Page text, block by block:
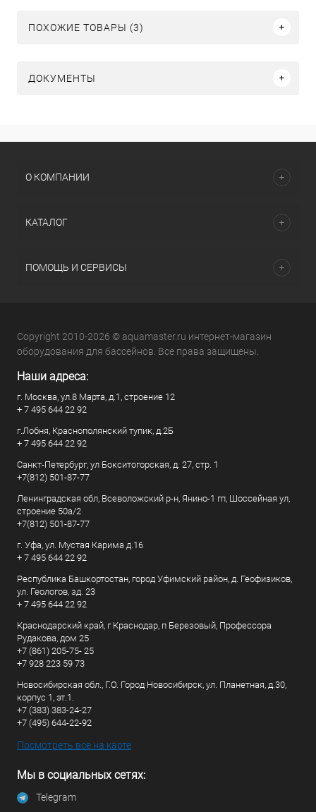
ПОХОЖИЕ ТОВАРЫ (3)
ДОКУМЕНТЫ
О КОМПАНИИ
КАТАЛОГ
ПОМОЩЬ И СЕРВИСЫ
Copyright 2010-2026 © aquamaster.ru интернет-магазин
оборудования для бассейнов. Все права защищены.
Наши адреса:
г. Москва, ул.8 Марта, д.1, строение 12
+ 7 495 644 22 92
г.Лобня, Краснополянский тупик, д.2Б
+ 7 495 644 22 92
Санкт-Петербург, ул Бокситогорская, д. 27, стр. 1
+7(812) 501-87-77
Ленинградская обл, Всеволожский р-н, Янино-1 гп, Шоссейная ул,
строение 50а/2
+7(812) 501-87-77
г. Уфа, ул. Мустая Карима д.16
+ 7 495 644 22 92
Республика Башкортостан, город Уфимский район, д. Геофизиков,
ул. Геологов, зд. 23
+ 7 495 644 22 92
Краснодарский край, г Краснодар, п Березовый, Профессора
Рудакова, дом 25
+7 (861) 205-75- 25
+7 928 223 59 73
Новосибирская обл., Г.О. Город Новосибирск, ул. Планетная, д.30,
корпус 1, эт.1.
+7 (383) 383-24-27
+7 (495) 644-22-92
Посмотреть все на карте
Мы в социальных сетях:
Telegram